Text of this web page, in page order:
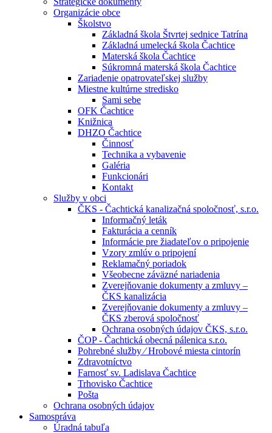
Organizácie obce
Školstvo
Základná škola Štvrtej sednice Tatrína
Základná umelecká škola Čachtice
Materská škola Čachtice
Súkromná materská škola Čachtice
Zariadenie opatrovateľskej služby
Miestne kultúrne stredisko
Sami sebe
OFK Čachtice
Knižnica
DHZO Čachtice
Činnosť
Technika a vybavenie
Galéria
Funkcionári
Kontakt
Služby v obci
ČKS - Čachtická kanalizačná spoločnosť, s.r.o.
Informačný leták
Fakturácia a cenník
Informácie pre žiadateľov o pripojenie
Vzory zmlúv o pripojení
Reklamačný poriadok
Všeobecne záväzné nariadenia
Zverejňovanie dokumenty a zmluvy –
ČKS kanalizácia
Zverejňovanie dokumenty a zmluvy –
ČKS zberová spoločnosť
Ochrana osobných údajov ČKS, s.r.o.
ČOP - Čachtická obecná pálenica s.r.o.
Pohrebné služby ⁄ Hrobové miesta cintorín
Zdravotníctvo
Farnosť sv. Ladislava Čachtice
Trhovisko Čachtice
Pošta
Ochrana osobných údajov
Samospráva
Úradná tabuľa